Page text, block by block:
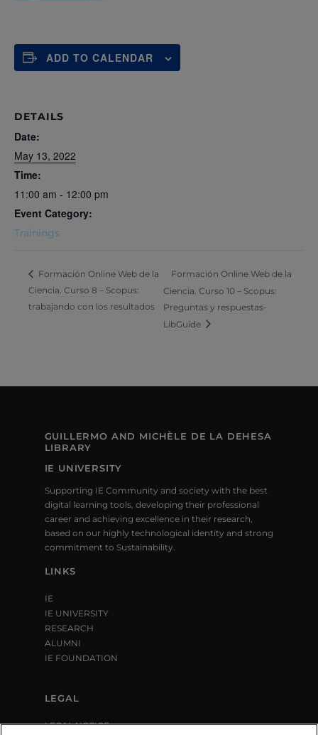
ADD TO CALENDAR
DETAILS
Date:
May 13, 2022
Time:
11:00 am - 12:00 pm
Event Category:
Trainings
Formación Online Web de la
Ciencia. Curso 8 – Scopus:
trabajando con los resultados
Formación Online Web de la
Ciencia. Curso 10 – Scopus:
Preguntas y respuestas-
LibGuide
GUILLERMO AND MICHÈLE DE LA DEHESA
LIBRARY
IE UNIVERSITY
Supporting IE Community and society with the best
digital learning tools, developing their professional
career and achieving excellence in their research,
based on our highly technological identity and strong
commitment to Sustainability.
LINKS
IE
IE UNIVERSITY
RESEARCH
ALUMNI
IE FOUNDATION
LEGAL
LEGAL NOTICE